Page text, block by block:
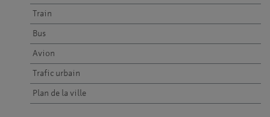
Train
Bus
Avion
Trafic urbain
Plan de la ville